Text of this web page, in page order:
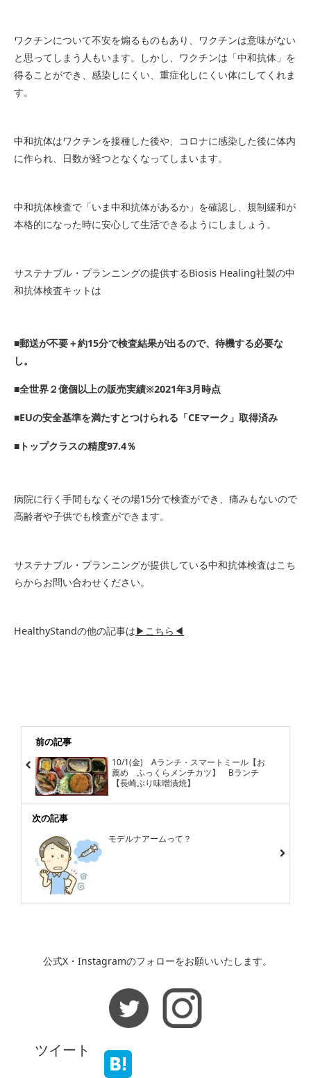
ワクチンについて不安を煽るものもあり、ワクチンは意味がない
と思ってしまう人もいます。しかし、ワクチンは「中和抗体」を
得ることができ、感染しにくい、重症化しにくい体にしてくれま
す。
中和抗体はワクチンを接種した後や、コロナに感染した後に体内
に作られ、日数が経つとなくなってしまいます。
中和抗体検査で「いま中和抗体があるか」を確認し、規制緩和が
本格的になった時に安心して生活できるようにしましょう。
サステナブル・プランニングの提供するBiosis Healing社製の中
和抗体検査キットは
■郵送が不要＋約15分で検査結果が出るので、待機する必要な
し。
■全世界２億個以上の販売実績※2021年3月時点
■EUの安全基準を満たすとつけられる「CEマーク」取得済み
■トップクラスの精度97.4％
病院に行く手間もなくその場15分で検査ができ、痛みもないので
高齢者や子供でも検査ができます。
サステナブル・プランニングが提供している中和抗体検査はこち
らからお問い合わせください。
HealthyStandの他の記事は▶こちら◀
前の記事
10/1(金) Aランチ・スマートミール【お
薦め ふっくらメンチカツ】 Bランチ
【長崎ぶり味噌漬焼】
次の記事
モデルナアームって？
公式X・Instagramのフォローをお願いいたします。
ツイート